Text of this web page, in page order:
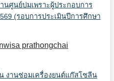
นศูนย์บ่มเพราะผู้ประกอบการ
(รอบการประเมินปีการศึกษา
prathongchai
งานซ่อมเครื่องยนต์แก๊สโซลีน